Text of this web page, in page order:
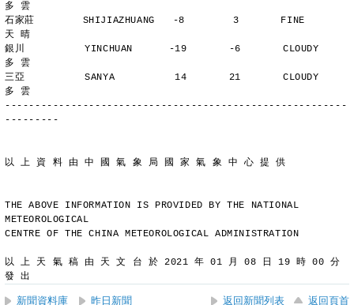
多 雲
石家莊        SHIJIAZHUANG   -8        3       FINE
天 晴
銀川          YINCHUAN      -19       -6       CLOUDY
多 雲
三亞          SANYA          14       21       CLOUDY
多 雲
---------------------------------------------------------
---------
以 上 資 料 由 中 國 氣 象 局 國 家 氣 象 中 心 提 供
THE ABOVE INFORMATION IS PROVIDED BY THE NATIONAL
METEOROLOGICAL
CENTRE OF THE CHINA METEOROLOGICAL ADMINISTRATION
以 上 天 氣 稿 由 天 文 台 於 2021 年 01 月 08 日 19 時 00 分
發 出
新聞資料庫 昨日新聞 返回新聞列表 返回頁首